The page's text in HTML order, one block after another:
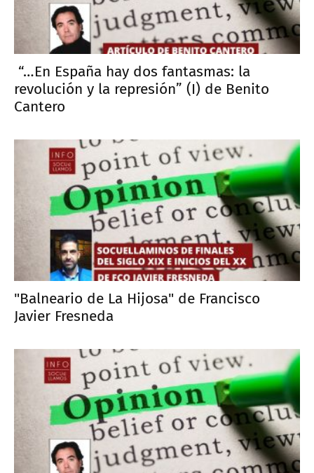
“…En España hay dos fantasmas: la
revolución y la represión” (I) de Benito
Cantero
"Balneario de La Hijosa" de Francisco
Javier Fresneda